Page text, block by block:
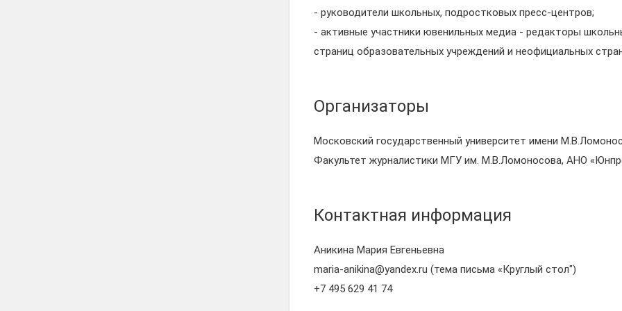
- руководители школьных, подростковых пресс-центров;
- активные участники ювенильных медиа - редакторы
страниц образовательных учреждений и неофициальных
Организаторы
Московский государственный университет имени
Факультет журналистики МГУ им. М.В.Ломоносова, АНО
Контактная информация
Аникина Мария Евгеньевна
maria-anikina@yandex.ru (тема письма «Круглый стол")
+7 495 629 41 74